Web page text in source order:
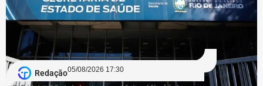
O caso envolve uma Tomada de Contas Especial sobre
recursos do Sistema Único de Saúde (SUS) usados em
2007, quando Dr. Flávio comandava a Saúde de
Queimados.
Segundo o Ministério Público, o TCU concluiu que parte
Redação05/08/2026 17:30